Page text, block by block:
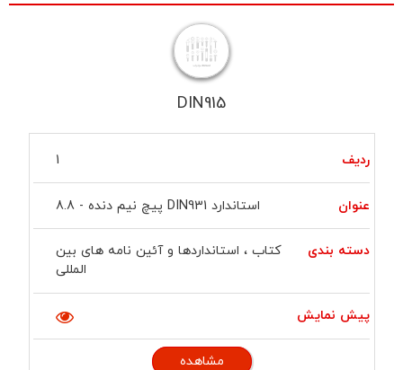
DIN915
ردیف 1
استاندارد DIN931 پیچ نیم دنده - 8.8
کتاب ، استانداردها و آئین نامه های بین
المللی
مشاهده